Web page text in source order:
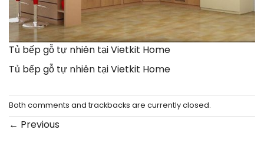
Tủ bếp gỗ tự nhiên tại Vietkit Home
Tủ bếp gỗ tự nhiên tại Vietkit Home
Both comments and trackbacks are currently closed.
← Previous